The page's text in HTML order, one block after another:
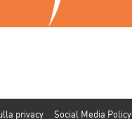
privacy Social Media Policy